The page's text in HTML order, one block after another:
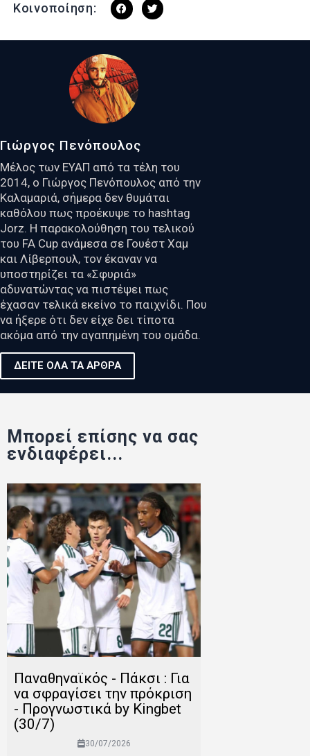
Κοινοποίηση:
Γιώργος Πενόπουλος
Μέλος των ΕΥΑΠ από τα τέλη του
2014, ο Γιώργος Πενόπουλος από την
Καλαμαριά, σήμερα δεν θυμάται
καθόλου πως προέκυψε το hashtag
Jorz. Η παρακολούθηση του τελικού
του FA Cup ανάμεσα σε Γουέστ Χαμ
και Λίβερπουλ, τον έκαναν να
υποστηρίζει τα «Σφυριά»
αδυνατώντας να πιστέψει πως
έχασαν τελικά εκείνο το παιχνίδι. Που
να ήξερε ότι δεν είχε δει τίποτα
ακόμα από την αγαπημένη του ομάδα.
ΔΕΙΤΕ ΟΛΑ ΤΑ ΑΡΘΡΑ
Μπορεί επίσης να σας
ενδιαφέρει...
Παναθηναϊκός - Πάκσι : Για
να σφραγίσει την πρόκριση
- Προγνωστικά by Kingbet
(30/7)
30/07/2026